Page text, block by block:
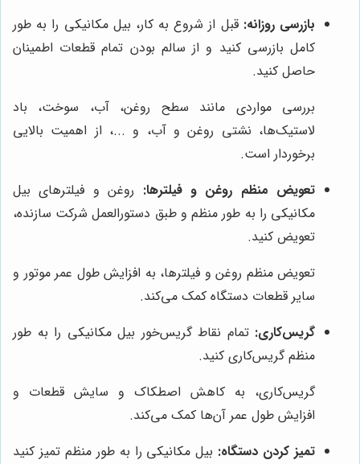
بازرسی روزانه: قبل از شروع به کار، بیل مکانیکی را به طور
کامل بازرسی کنید و از سالم بودن تمام قطعات اطمینان
حاصل کنید.
بررسی مواردی مانند سطح روغن، آب، سوخت، باد
لاستیک‌ها، نشتی روغن و آب، و ...، از اهمیت بالایی
برخوردار است.
تعویض منظم روغن و فیلترها: روغن و فیلترهای بیل
مکانیکی را به طور منظم و طبق دستورالعمل شرکت سازنده،
تعویض کنید.
تعویض منظم روغن و فیلترها، به افزایش طول عمر موتور و
سایر قطعات دستگاه کمک می‌کند.
گریس‌کاری: تمام نقاط گریس‌خور بیل مکانیکی را به طور
منظم گریس‌کاری کنید.
گریس‌کاری، به کاهش اصطکاک و سایش قطعات و
افزایش طول عمر آن‌ها کمک می‌کند.
تمیز کردن دستگاه: بیل مکانیکی را به طور منظم تمیز کنید